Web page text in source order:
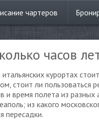
чартеров
часов
курортах
стоит ли пользоваться
и время полета из разных
из какого
пересадки.